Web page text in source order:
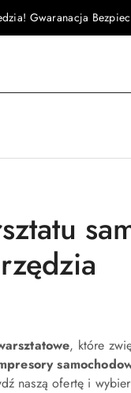
Gwaranacja
, które
naszą ofertę i